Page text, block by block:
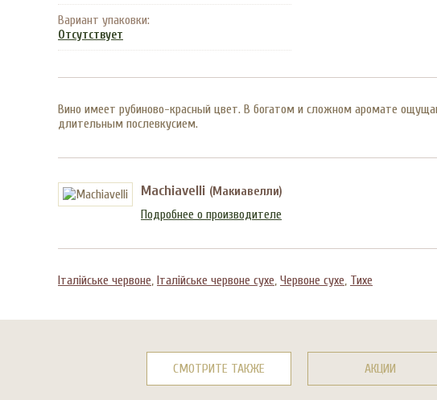
Вариант упаковки:
Отсутствует
Вино имеет рубиново-красный цвет. В богатом и сложном аромате
длительным послевкусием.
Machiavelli (Макиавелли)
Подробнее о производителе
Італійське червоне, Італійське червоне сухе, Червоне сухе, Тихе
СМОТРИТЕ ТАКЖЕ АКЦИИ